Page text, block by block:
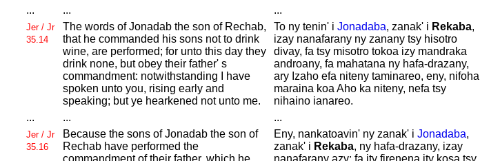
... ... ...
Jer / Jr
35.14
The words ofJonadab the son of Rechab,
that he commanded his sons not to drink
wine, are performed; for unto this day they
drink none, but obey their father' s
commandment: notwithstanding I have
spoken unto you, rising early and
speaking; but ye hearkened not unto me.
To ny tenin' i Jonadaba, zanak' i Rekaba,
izay nanafarany ny zanany tsy hisotro
divay, fa tsy misotro tokoa izy mandraka
androany, fa mahatana ny hafa-drazany,
ary Izaho efa niteny taminareo, eny, nifoha
maraina koa Aho ka niteny, nefa tsy
nihaino ianareo.
...
... ...
Jer / Jr
35.16
Because the sons ofJonadab the son of
Rechab have performed the
commandment of their father, which he
Eny, nankatoavin' ny zanak' i Jonadaba,
zanak' i Rekaba, ny hafa-drazany, izay
nanafarany azy; fa ity firenena ity kosa tsy